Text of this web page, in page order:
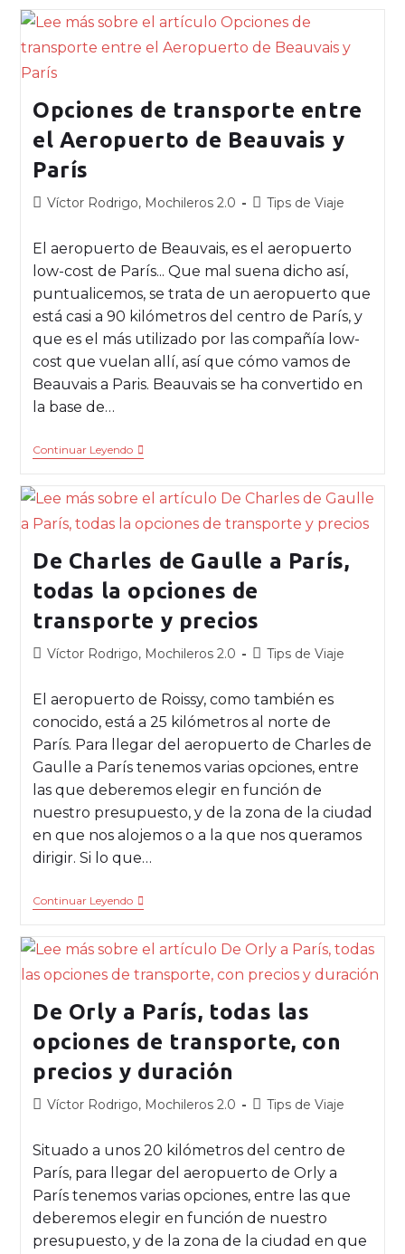
Opciones de transporte entre
el Aeropuerto de Beauvais y
París
Víctor Rodrigo, Mochileros 2.0 Tips de Viaje
El aeropuerto de Beauvais, es el aeropuerto
low-cost de París... Que mal suena dicho así,
puntualicemos, se trata de un aeropuerto que
está casi a 90 kilómetros del centro de París, y
que es el más utilizado por las compañía low-
cost que vuelan allí, así que cómo vamos de
Beauvais a Paris. Beauvais se ha convertido en
la base de…
Continuar Leyendo
De Charles de Gaulle a París,
todas la opciones de
transporte y precios
Víctor Rodrigo, Mochileros 2.0 Tips de Viaje
El aeropuerto de Roissy, como también es
conocido, está a 25 kilómetros al norte de
París. Para llegar del aeropuerto de Charles de
Gaulle a París tenemos varias opciones, entre
las que deberemos elegir en función de
nuestro presupuesto, y de la zona de la ciudad
en que nos alojemos o a la que nos queramos
dirigir. Si lo que…
Continuar Leyendo
De Orly a París, todas las
opciones de transporte, con
precios y duración
Víctor Rodrigo, Mochileros 2.0 Tips de Viaje
Situado a unos 20 kilómetros del centro de
París, para llegar del aeropuerto de Orly a
París tenemos varias opciones, entre las que
deberemos elegir en función de nuestro
presupuesto, y de la zona de la ciudad en que